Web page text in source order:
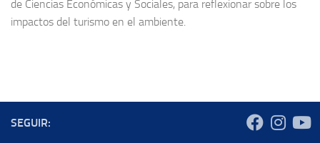
de Ciencias Económicas y Sociales, para reflexionar sobre los
impactos del turismo en el ambiente.
SEGUIR: